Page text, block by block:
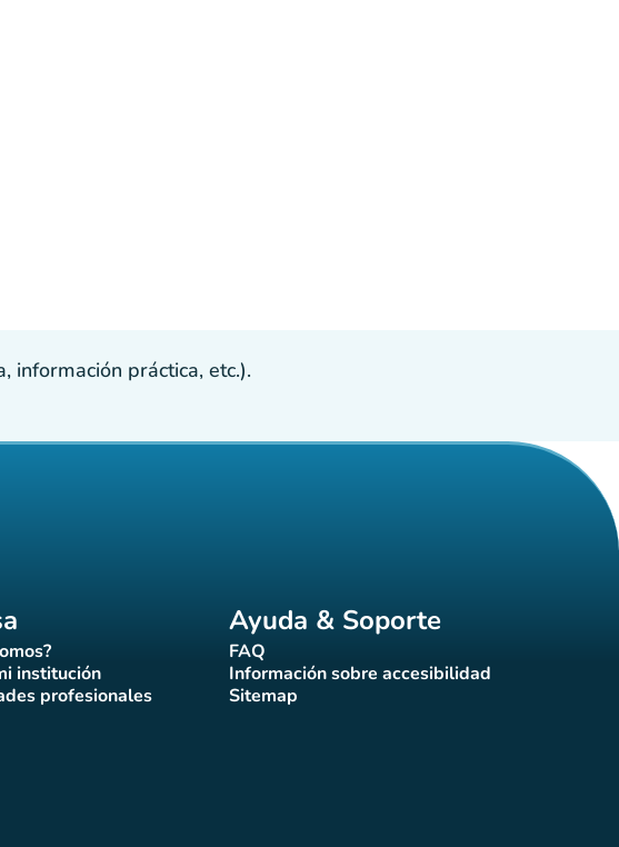
información práctica, etc.).
pestaña)
institución
(nueva pestaña)
profesionales
(nueva pestaña)
Ayuda & Soporte
FAQ(nueva pestaña)
Información sobre accesibilidad
(nueva pestaña)
Sitemap(nueva pestaña)